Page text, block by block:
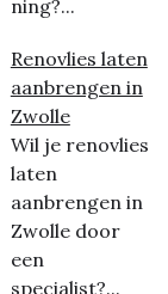
ning?...
Renovlies laten
aanbrengen in
Zwolle
Wil je renovlies
laten
aanbrengen in
Zwolle door
een
specialist?...